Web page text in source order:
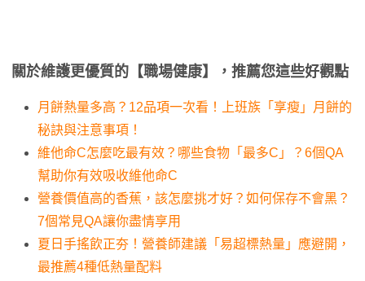
關於維護更優質的【職場健康】，推薦您這些好觀點
月餅熱量多高？12品項一次看！上班族「享瘦」月餅的
秘訣與注意事項！
維他命C怎麼吃最有效？哪些食物「最多C」？6個QA
幫助你有效吸收維他命C
營養價值高的香蕉，該怎麼挑才好？如何保存不會黑？
7個常見QA讓你盡情享用
夏日手搖飲正夯！營養師建議「易超標熱量」應避開，
最推薦4種低熱量配料